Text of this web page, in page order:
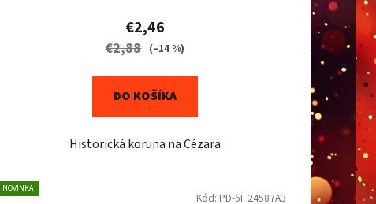
€2,46
€2,88 (–14 %)
DO KOŠÍKA
Historická koruna na Cézara
NOVINKA
Kód: PD-6F 24587A3